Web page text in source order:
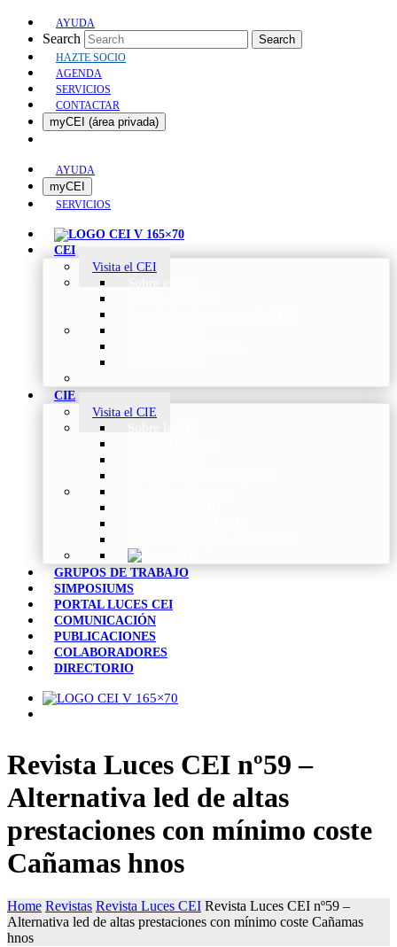
AYUDA
Search Search
HAZTE SOCIO
AGENDA
SERVICIOS
CONTACTAR
myCEI (área privada)
AYUDA
myCEI
SERVICIOS
CEI
Visita el CEI
CIE
Visita el CIE
GRUPOS DE TRABAJO
SIMPOSIUMS
PORTAL LUCES CEI
COMUNICACIÓN
PUBLICACIONES
COLABORADORES
DIRECTORIO
Revista Luces CEI nº59 –
Alternativa led de altas
prestaciones con mínimo coste
Cañamas hnos
Home Revistas Revista Luces CEI Revista Luces CEI nº59 –
Alternativa led de altas prestaciones con mínimo coste Cañamas
hnos